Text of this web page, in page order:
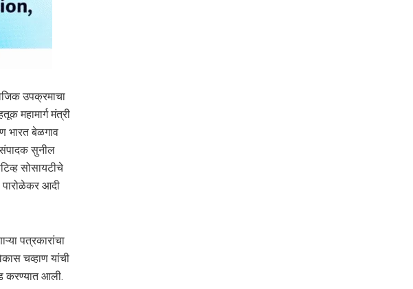
उपक्रमाचा
महामार्ग मंत्री
भारत बेळगाव
संपादक सुनील
सोसायटीचे
आदी
पत्रकारांचा
चव्हाण यांची
करण्यात आली.